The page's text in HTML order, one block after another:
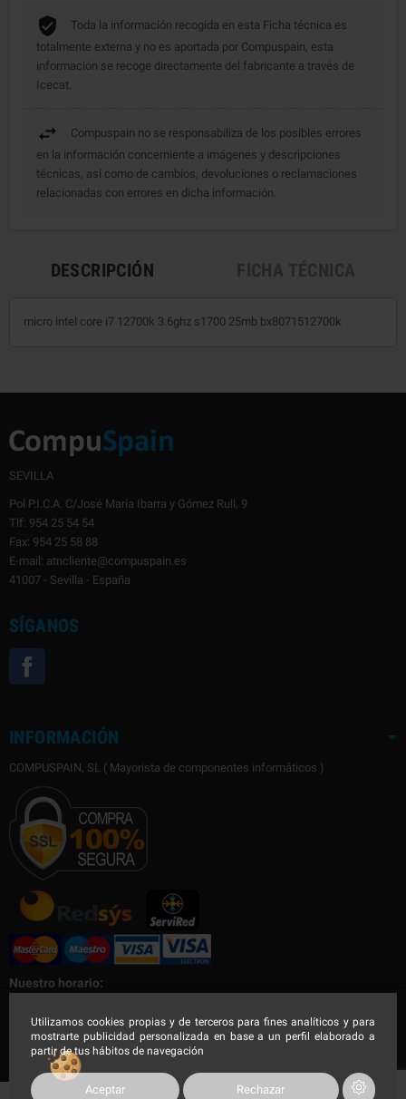
Utilizamos cookies propias y de terceros para fines analíticos y para
mostrarte publicidad personalizada en base a un perfil elaborado a
partir de tus hábitos de navegación
Aceptar Rechazar
Toda la información recogida en esta Ficha técnica es
totalmente externa y no es aportada por Compuspain, esta
información se recoge directamente del fabricante a través de
Icecat.
Compuspain no se responsabiliza de los posibles errores
en la información concerniente a imágenes y descripciones
técnicas, así como de cambios, devoluciones o reclamaciones
relacionadas con errores en dicha información.
DESCRIPCIÓN
micro intel core i7 12700k 3.6ghz s1700 25mb bx8071512700k
SEVILLA
Pol P.I.C.A. C/José María Ibarra y Gómez Rull, 9
Tlf: 954 25 54 54
Fax: 954 25 58 88
E-mail: atncliente@compuspain.es
41007 - Sevilla - España
SÍGANOS
INFORMACIÓN
COMPUSPAIN, SL ( Mayorista de componentes informáticos )
Nuestro horario:
Nuestro horario de Lunes a Viernes
Mañana de 9:00 a 14:30h - Tarde de 16:00 a 19:00h